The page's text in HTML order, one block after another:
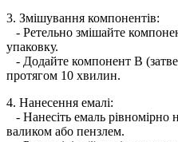
3. Змішування компонентів:
- Ретельно змішайте
упаковку.
- Додайте компонент В
протягом 10 хвилин.
4. Нанесення емалі:
- Нанесіть емаль
валиком або пензлем.